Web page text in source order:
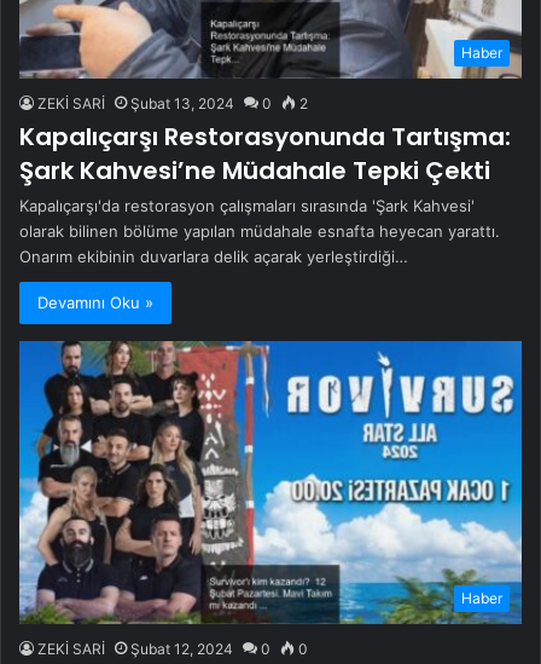
Haber
ZEKİ SARİ Şubat 13, 2024 0 2
Kapalıçarşı Restorasyonunda Tartışma:
Şark Kahvesi’ne Müdahale Tepki Çekti
Kapalıçarşı'da restorasyon çalışmaları sırasında 'Şark Kahvesi'
olarak bilinen bölüme yapılan müdahale esnafta heyecan yarattı.
Onarım ekibinin duvarlara delik açarak yerleştirdiği…
Devamını Oku »
Haber
ZEKİ SARİ Şubat 12, 2024 0 0